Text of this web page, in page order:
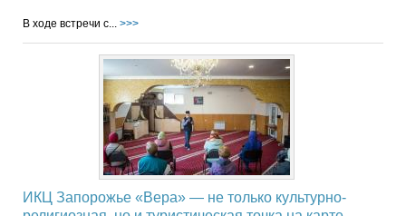
В ходе встречи с... >>>
ИКЦ Запорожье «Вера» — не только культурно-